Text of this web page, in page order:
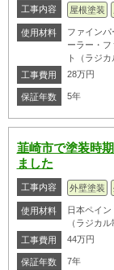
工事内容 屋根塗装
使用材料
ファイン
ーラー・フ
ト（ラジカ
工事費用
28万円
保証年数 5年
韮崎市で塗装時
ました
工事内容 外壁塗装
使用材料
日本ペイ
（ラジカル
工事費用
44万円
保証年数 7年